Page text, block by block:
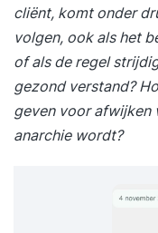
cliënt, komt onder
volgen, ook als het
of als de regel
gezond verstand?
geven voor afwijken
anarchie wordt?